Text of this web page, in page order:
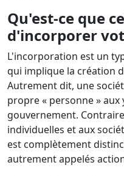
Qu'est-ce que
d'incorporer
L'incorporation est un
qui implique la création
Autrement dit, une
propre « personne » aux
gouvernement.
individuelles et aux
est complètement
autrement appelés